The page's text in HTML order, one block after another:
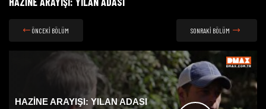
ÖNCEKİ BÖLÜM SONRAKİ BÖLÜM
HAZİNE ARAYIŞI: YILAN ADASI